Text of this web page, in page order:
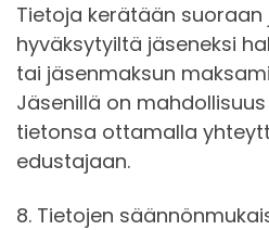
Tietoja kerätään suoraan
hyväksytyiltä jäseneksi
tai jäsenmaksun
Jäsenillä on
tietonsa ottamalla
edustajaan.
8. Tietojen